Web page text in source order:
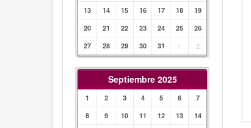
13
14 15 16 17 18
19
20
21 22 23 24 25
26
27
28 29 30 31 1 2
Septiembre 2025
1 2 3 4 5 6
7
8
9 10 11 12 13
14